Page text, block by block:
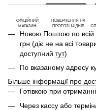
ОФІЦІЙНИЙ
МАГАЗИН
ПОВЕРНЕННЯ НА
ПРОТЯЗІ 14 ДНІВ
Новою Поштою по всій
грн (діє не на всі
доступний тут)
По вказаному адресу
Більше інформації про
Готівкою при
Через кассу або